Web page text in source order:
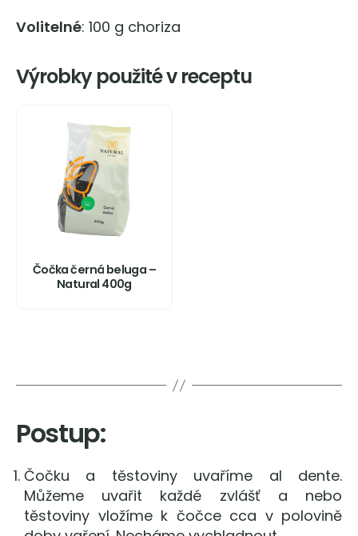
Volitelné: 100 g choriza
Výrobky použité v receptu
Čočka černá beluga –
Natural 400g
Postup:
Čočku a těstoviny uvaříme al dente.
Můžeme uvařit každé zvlášť a nebo
těstoviny vložíme k čočce cca v polovině